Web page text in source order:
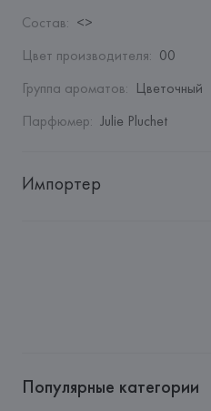
Состав: <>
Цвет производителя: 00
Группа ароматов: Цветочный
Парфюмер: Julie Pluchet
Импортер
Страна происхождения товара:
Популярные категории